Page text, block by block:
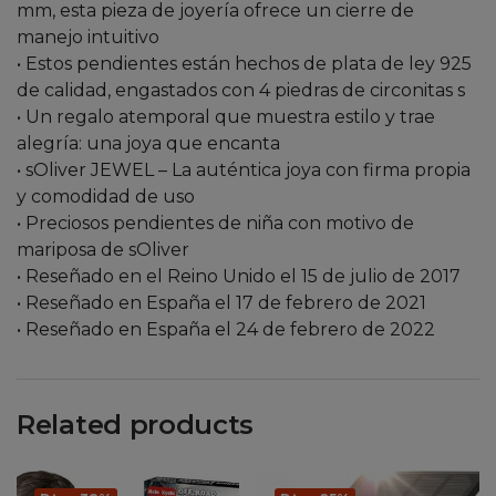
mm, esta pieza de joyería ofrece un cierre de
manejo intuitivo
• Estos pendientes están hechos de plata de ley 925
de calidad, engastados con 4 piedras de circonitas s
• Un regalo atemporal que muestra estilo y trae
alegría: una joya que encanta
• sOliver JEWEL – La auténtica joya con firma propia
y comodidad de uso
• Preciosos pendientes de niña con motivo de
mariposa de sOliver
• Reseñado en el Reino Unido el 15 de julio de 2017
• Reseñado en España el 17 de febrero de 2021
• Reseñado en España el 24 de febrero de 2022
Related products